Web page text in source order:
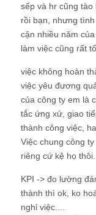
sếp và hr cũng
rồi bạn, nhưng
cận nhiều năm
làm việc cũng rất
việc không hoàn
việc yêu đương
của công ty em là
tắc ứng xử, giao
thành công việc,
Việc chung công
riêng cứ kệ họ thôi.
KPI -> đo lường
thành thì ok, ko
nghỉ việc....